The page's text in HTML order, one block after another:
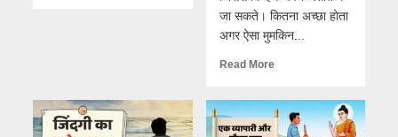
जा सकते। कितना अच्छा होता
अगर ऐसा मुमकिन...
Read More